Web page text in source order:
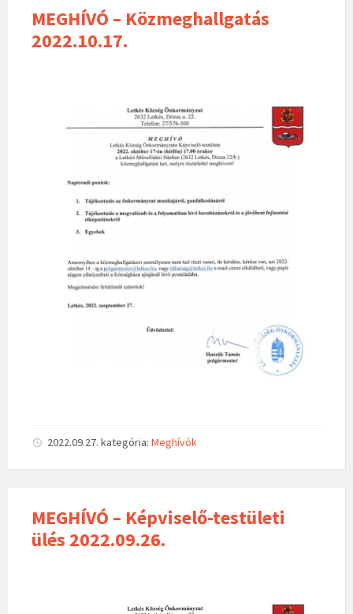
MEGHÍVÓ – Közmeghallgatás
2022.10.17.
2022.09.27. kategória: Meghívók
MEGHÍVÓ – Képviselő-testületi
ülés 2022.09.26.